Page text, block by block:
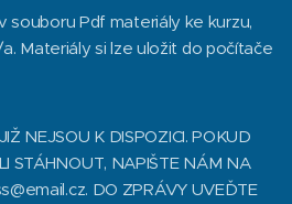
souboru Pdf materiály ke kurzu,
Materiály si lze uložit do počítače
NEJSOU K DISPOZICI. POKUD
STÁHNOUT, NAPIŠTE NÁM NA
DO ZPRÁVY UVEĎTE